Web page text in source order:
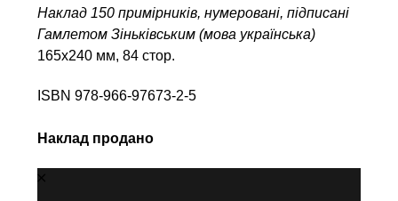
Наклад 150 примірників, нумеровані, підписані
Гамлетом Зіньківським (мова українська)
165х240 мм, 84 стор.
ISBN 978-966-97673-2-5
Наклад продано